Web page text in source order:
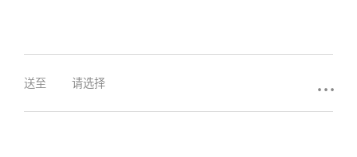
送至 请选择 ...